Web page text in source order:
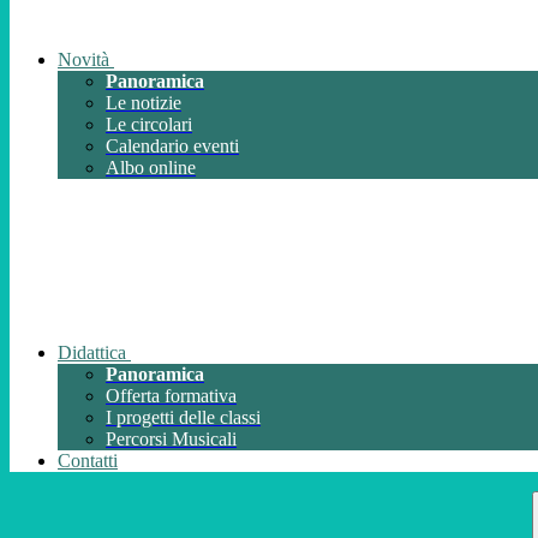
Novità
Panoramica
Le notizie
Le circolari
Calendario eventi
Albo online
Didattica
Panoramica
Offerta formativa
I progetti delle classi
Percorsi Musicali
Contatti